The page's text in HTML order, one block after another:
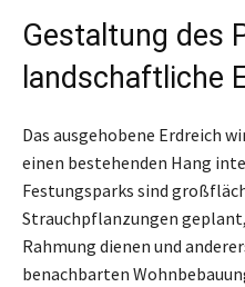
Gestaltung des
landschaftliche
Das ausgehobene Erdreich
einen bestehenden Hang
Festungsparks sind
Strauchpflanzungen
Rahmung dienen und
benachbarten